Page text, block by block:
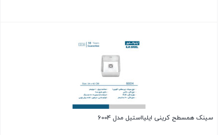
سینک همسطح کرینی ایلیااستیل مدل 6004